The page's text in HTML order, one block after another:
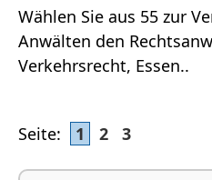
Wählen Sie aus 55 zur
Anwälten den
Verkehrsrecht, Essen..
Seite: 1 2 3